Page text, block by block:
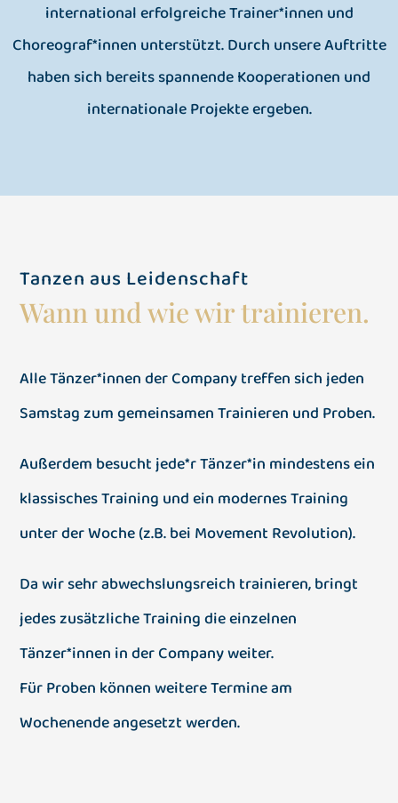
international erfolgreiche Trainer*innen und
Choreograf*innen unterstützt. Durch unsere Auftritte
haben sich bereits spannende Kooperationen und
internationale Projekte ergeben.
Tanzen aus Leidenschaft
Wann und wie wir trainieren.
Alle Tänzer*innen der Company treffen sich jeden
Samstag zum gemeinsamen Trainieren und Proben.
Außerdem besucht jede*r Tänzer*in mindestens ein
klassisches Training und ein modernes Training
unter der Woche (z.B. bei Movement Revolution).
Da wir sehr abwechslungsreich trainieren, bringt
jedes zusätzliche Training die einzelnen
Tänzer*innen in der Company weiter.
Für Proben können weitere Termine am
Wochenende angesetzt werden.